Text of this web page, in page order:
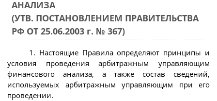
АНАЛИЗА
(УТВ. ПОСТАНОВЛЕНИЕМ ПРАВИТЕЛЬСТВА
РФ ОТ 25.06.2003 г. № 367)
1. Настоящие Правила определяют принципы и
условия проведения арбитражным управляющим
финансового анализа, а также состав сведений,
используемых арбитражным управляющим при его
проведении.